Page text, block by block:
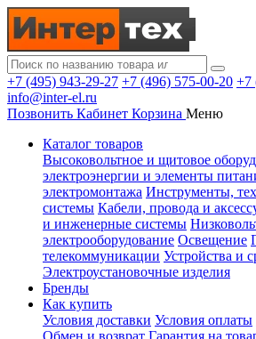
+7 (495) 943-29-27 +7 (496) 575-00-20 +7
info@inter-el.ru
Позвонить Кабинет Корзина Меню
Каталог товаров
Высоковольтное и щитовое
электроэнергии и элементы
электромонтажа Инструменты,
системы Кабели, провода и
и инженерные системы
электрооборудование Освещение
телекоммуникации Устройства и
Электроустановочные изделия
Бренды
Как купить
Условия доставки Условия оплаты
Обмен и возврат Гарантия на